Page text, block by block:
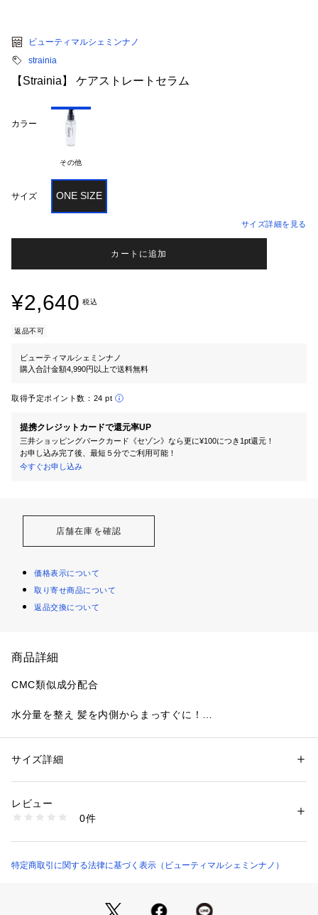
ビューティマルシェミンナノ
strainia
【Strainia】 ケアストレートセラム
カラー
その他
サイズ ONE SIZE
サイズ詳細を見る
カートに追加
¥2,640 税込
返品不可
ビューティマルシェミンナノ
購入合計金額4,990円以上で送料無料
取得予定ポイント数： 24 pt
提携クレジットカードで還元率UP
三井ショッピングパークカード《セゾン》なら更に¥100につき1pt還元！
お申し込み完了後、最短５分でご利用可能！
今すぐお申し込み
店舗在庫を確認
価格表示について
取り寄せ商品について
返品交換について
商品詳細
CMC類似成分配合
水分量を整え 髪を内側からまっすぐに！
表面を覆うキューティクルを接着するCMCの働きに着目、内
髪の主成分と同じ『羊毛ケラチン』を保湿成分として配合。
ドライヤーやヘアアイロンの熱から髪を守りながらダメージを
性別：レディース
商品番号：
4550000000116 （ショップ）
サイズ詳細
レビュー
0件
特定商取引に関する法律に基づく表示（ビューティマルシェミンナノ）